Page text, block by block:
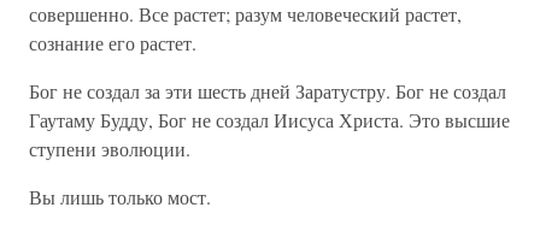
совершенно. Все растет; разум человеческий растет,
сознание его растет.
Бог не создал за эти шесть дней Заратустру. Бог не создал
Гаутаму Будду, Бог не создал Иисуса Христа. Это высшие
ступени эволюции.
Вы лишь только мост.